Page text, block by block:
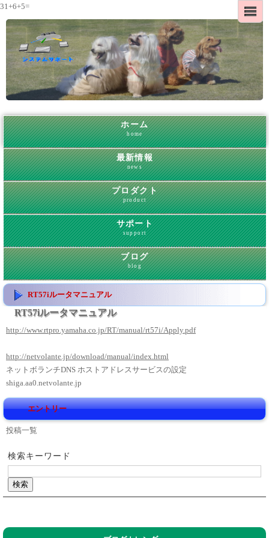
31+6+5=
ホーム
home
最新情報
news
プロダクト
product
サポート
support
ブログ
blog
RT57iルータマニュアル
RT57iルータマニュアル
http://www.rtpro.yamaha.co.jp/RT/manual/rt57i/Apply.pdf
http://netvolante.jp/download/manual/index.html
ネットボランチDNS ホストアドレスサービスの設定
shiga.aa0.netvolante.jp
エントリー
投稿一覧
検索キーワード